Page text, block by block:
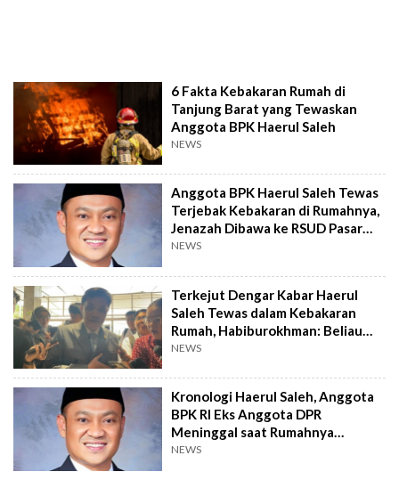
6 Fakta Kebakaran Rumah di
Tanjung Barat yang Tewaskan
Anggota BPK Haerul Saleh
NEWS
Anggota BPK Haerul Saleh Tewas
Terjebak Kebakaran di Rumahnya,
Jenazah Dibawa ke RSUD Pasar
Minggu
NEWS
Terkejut Dengar Kabar Haerul
Saleh Tewas dalam Kebakaran
Rumah, Habiburokhman: Beliau
Sahabat Saya
NEWS
Kronologi Haerul Saleh, Anggota
BPK RI Eks Anggota DPR
Meninggal saat Rumahnya
Kebakaran
NEWS